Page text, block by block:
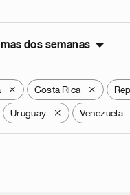
dos semanas
X Costa Rica X
Uruguay X Venezuela